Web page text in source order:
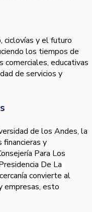
ciclovías y el futuro
los tiempos de
comerciales, educativas
de servicios y
de los Andes, la
financieras y
Para Los
De La
convierte al
empresas, esto